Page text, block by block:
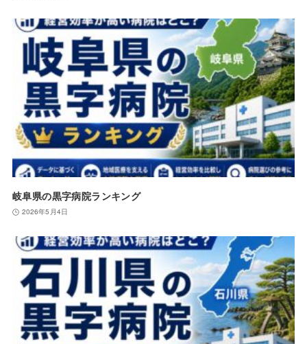
岐阜県の黒字病院ランキング
2026年5月4日